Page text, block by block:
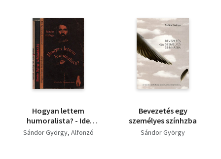
Hogyan lettem
humoralista? - Ide
figyeljenek emberek! +
Sándor György Alfonzó
Bevezetés egy
személyes színhzba
Sándor György